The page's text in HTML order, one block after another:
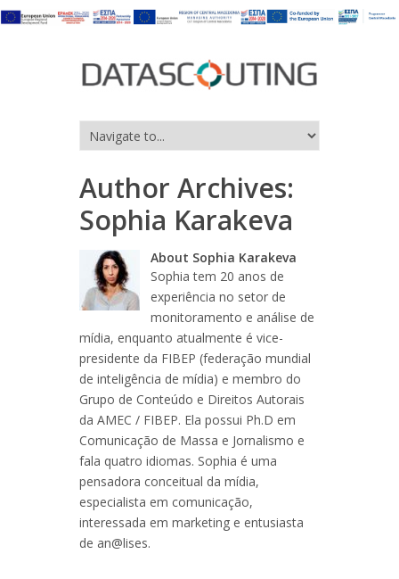
Author Archives:
Sophia Karakeva
About Sophia Karakeva
Sophia tem 20 anos de
experiência no setor de
monitoramento e análise de
mídia, enquanto atualmente é vice-
presidente da FIBEP (federação mundial
de inteligência de mídia) e membro do
Grupo de Conteúdo e Direitos Autorais
da AMEC / FIBEP. Ela possui Ph.D em
Comunicação de Massa e Jornalismo e
fala quatro idiomas. Sophia é uma
pensadora conceitual da mídia,
especialista em comunicação,
interessada em marketing e entusiasta
de an@lises.